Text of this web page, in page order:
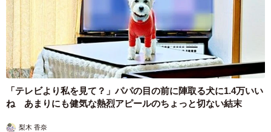
「テレビより私を見て？」パパの目の前に陣取る犬に1.4万いい
ね あまりにも健気な熱烈アピールのちょっと切ない結末
梨木 香奈